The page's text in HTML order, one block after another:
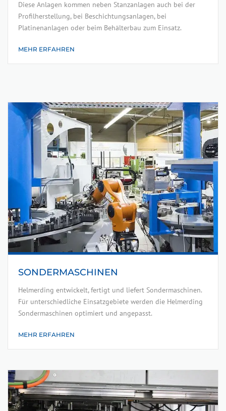
Diese Anlagen kommen neben Stanzanlagen auch bei der
Profilherstellung, bei Beschichtungsanlagen, bei
Platinenanlagen oder beim Behälterbau zum Einsatz.
MEHR ERFAHREN
SONDERMASCHINEN
Helmerding entwickelt, fertigt und liefert Sondermaschinen.
Für unterschiedliche Einsatzgebiete werden die Helmerding
Sondermaschinen optimiert und angepasst.
MEHR ERFAHREN